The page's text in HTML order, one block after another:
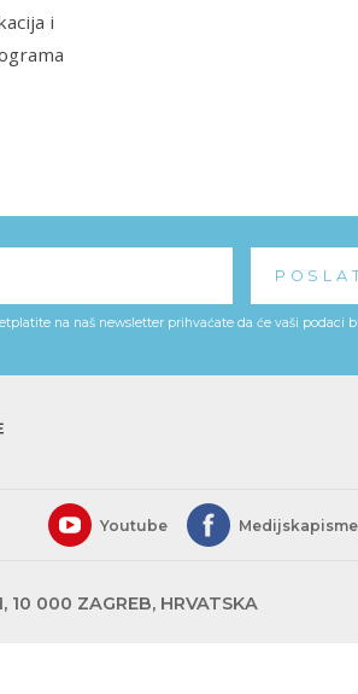
i
na naš newsletter prihvaćate da će vaši podaci
Youtube
10 000 ZAGREB, HRVATSKA